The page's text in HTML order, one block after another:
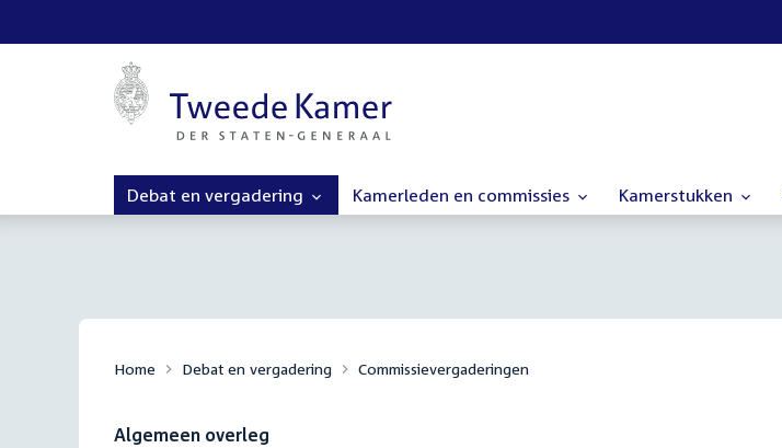
Debat en vergadering Kamerleden en commissies Kamerstukken
Home Debat en vergadering Commissievergaderingen
Algemeen overleg